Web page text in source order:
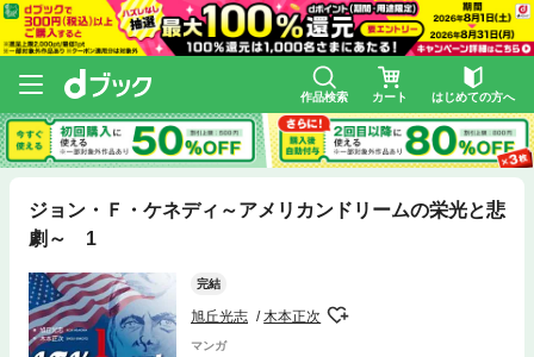
作品検索 カート はじめての方へ
ジョン・Ｆ・ケネディ～アメリカンドリームの栄光と悲
劇～ 1
完結
旭丘光志 木本正次
マンガ